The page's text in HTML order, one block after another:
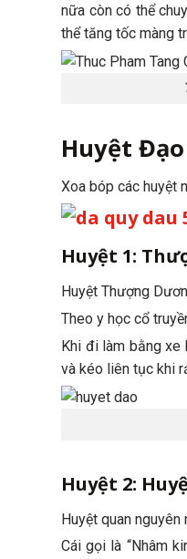
nữa còn có thể
thể tăng tốc màng
Huyệt
Xoa bóp các huyệt
Huyệt 1:
Huyệt Thượng
Theo y học cổ
Khi đi làm bằng xe
và kéo liên tục khi
Huyệt 2:
Huyệt quan
Cái gọi là “Nhâm